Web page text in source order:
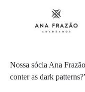
Nossa sócia Ana
conter as dark